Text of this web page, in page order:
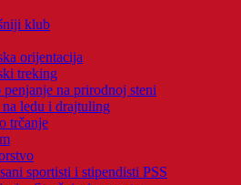
klub
orijentacija
treking
penjanje na prirodnoj steni
na ledu i drajtuling
trčanje
sportisti i stipendisti PSS